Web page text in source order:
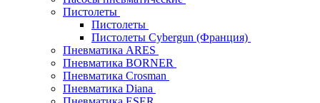
Пистолеты
Пистолеты
Пистолеты Cybergun (Франция)
Пневматика ARES
Пневматика BORNER
Пневматика Crosman
Пневматика Diana